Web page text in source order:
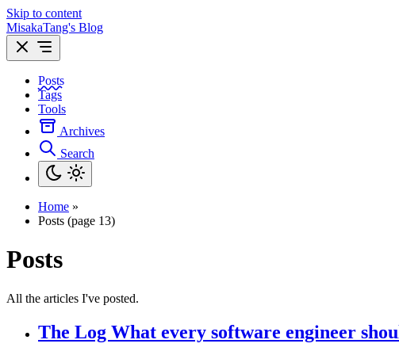
Skip to content
MisakaTang's Blog
Posts
Tags
Tools
Archives
Search
Home »
Posts (page 13)
Posts
All the articles I've posted.
The Log What every software engineer